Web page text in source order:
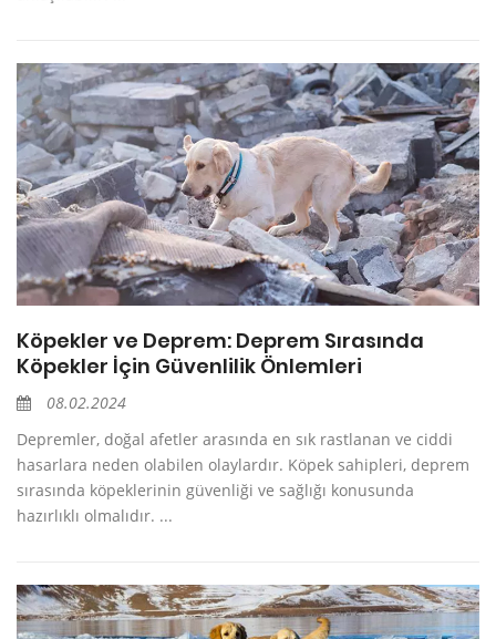
Köpekler ve Deprem: Deprem Sırasında
Köpekler İçin Güvenlilik Önlemleri
08.02.2024
Depremler, doğal afetler arasında en sık rastlanan ve ciddi
hasarlara neden olabilen olaylardır. Köpek sahipleri, deprem
sırasında köpeklerinin güvenliği ve sağlığı konusunda
hazırlıklı olmalıdır. ...